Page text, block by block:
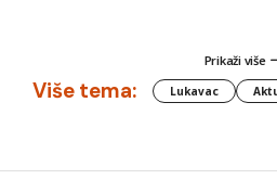
Prikaži više
Više tema: Lukavac